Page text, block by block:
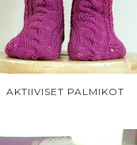
AKTIIVISET PALMIKOT